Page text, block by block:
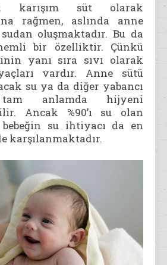
karışım süt olarak
rağmen, aslında anne
sudan oluşmaktadır. Bu da
bir özelliktir. Çünkü
yanı sıra sıvı olarak
vardır. Anne sütü
su ya da diğer yabancı
tam anlamda hijyeni
Ancak %90’ı su olan
su ihtiyacı da en
karşılanmaktadır.